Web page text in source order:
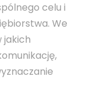
celu i
We
jakich